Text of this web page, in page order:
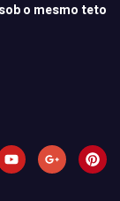
o mesmo teto